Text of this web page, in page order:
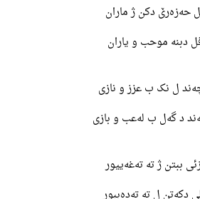
حەزەرێ دکن ژ ماران
دبنە موحب و یاران
ل نک ب عزز و نازی
د گەل ب لەعب و بازی
ببتن ژ تە تەغەییور
دکەتن ل تە تەدەببور